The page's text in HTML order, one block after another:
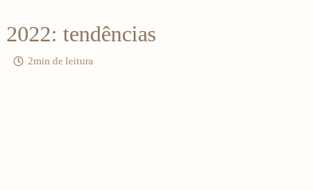
tendências
2min de leitura